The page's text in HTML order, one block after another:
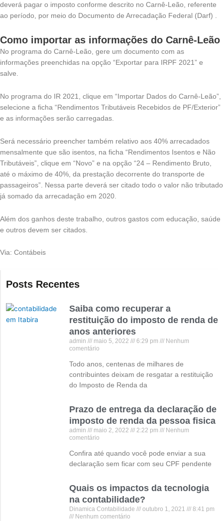
deverá pagar o imposto conforme descrito no Carnê-Leão, referente
ao período, por meio do Documento de Arrecadação Federal (Darf) .
Como importar as informações do Carnê-Leão
No programa do Carnê-Leão, gere um documento com as
informações preenchidas na opção “Exportar para IRPF 2021” e
salve.
No programa do IR 2021, clique em “Importar Dados do Carnê-Leão”,
selecione a ficha “Rendimentos Tributáveis Recebidos de PF/Exterior”
e as informações serão carregadas.
Será necessário preencher também relativo aos 40% arrecadados
mensalmente que são isentos, na ficha “Rendimentos Isentos e Não
Tributáveis”, clique em “Novo” e na opção “24 – Rendimento Bruto,
até o máximo de 40%, da prestação decorrente do transporte de
passageiros”. Nessa parte deverá ser citado todo o valor não tributado
já somado da arrecadação em 2020.
Além dos ganhos deste trabalho, outros gastos com educação, saúde
e outros devem ser citados.
Via: Contábeis
Posts Recentes
Saiba como recuperar a
restituição do imposto de renda de
anos anteriores
admin maio 5, 2022 6:29 pm
Nenhum
comentário
Todo anos, centenas de milhares de
contribuintes deixam de resgatar a restituição
do Imposto de Renda da
Prazo de entrega da declaração de
imposto de renda da pessoa fisica
admin maio 2, 2022 2:22 pm
Nenhum
comentário
Confira até quando você pode enviar a sua
declaração sem ficar com seu CPF pendente
Quais os impactos da tecnologia
na contabilidade?
Dinamica Contabilidade outubro 1, 2021
8:41 pm
Nenhum comentário